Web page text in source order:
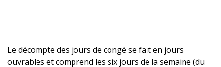
Le décompte des jours de congé se fait en jours
ouvrables et comprend les six jours de la semaine (du